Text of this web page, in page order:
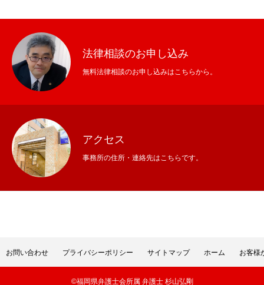
法律相談のお申し込み
無料法律相談のお申し込みはこちらから。
アクセス
事務所の住所・連絡先はこちらです。
お問い合わせ プライバシーポリシー サイトマップ ホーム お客様
©福岡県弁護士会所属 弁護士 杉山弘剛